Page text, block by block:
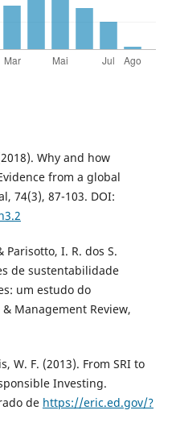
Why and how
from a global
74(3), 87-103. DOI:
Parisotto, I. R. dos S.
de sustentabilidade
um estudo do
Management Review,
W. F. (2013). From SRI to
Investing.
de https://eric.ed.gov/?